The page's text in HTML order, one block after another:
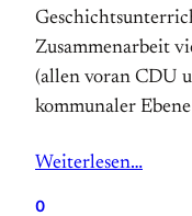
Zusammenarbeit
(allen voran CDU
kommunaler
Weiterlesen…
0